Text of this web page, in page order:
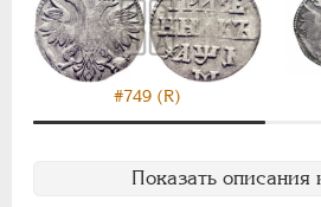
#749 (R)
Показать описания